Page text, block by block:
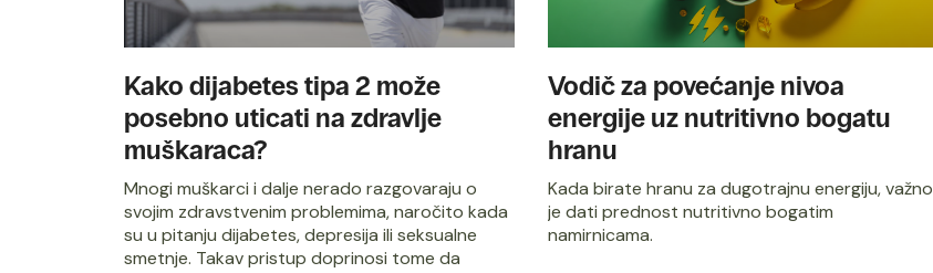
Kako dijabetes tipa 2 može
posebno uticati na zdravlje
muškaraca?
Mnogi muškarci i dalje nerado razgovaraju o
svojim zdravstvenim problemima, naročito kada
su u pitanju dijabetes, depresija ili seksualne
smetnje. Takav pristup doprinosi tome da
Vodič za povećanje nivoa
energije uz nutritivno bogatu
hranu
Kada birate hranu za dugotrajnu energiju, važno
je dati prednost nutritivno bogatim
namirnicama.